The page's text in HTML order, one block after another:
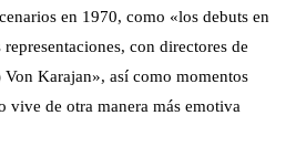
en 1970, como «los debuts en
con directores de
Karajan», así como momentos
vive de otra manera más emotiva